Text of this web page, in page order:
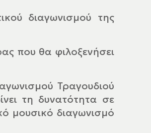
διαγωνισμού της
που θα φιλοξενήσει
Τραγουδιού
τη δυνατότητα σε
μουσικό διαγωνισμό